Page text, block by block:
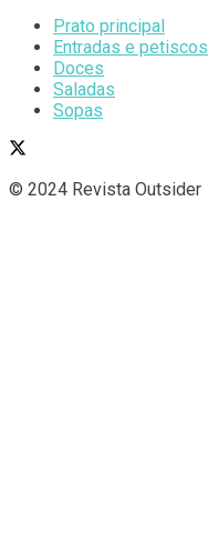
Prato principal
Entradas e petiscos
Doces
Saladas
Sopas
© 2024 Revista Outsider